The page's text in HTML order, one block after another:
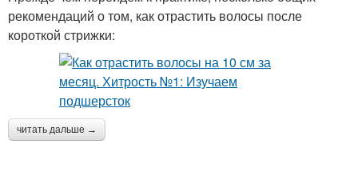
рекомендаций о том, как отрастить волосы после
короткой стрижки:
читать дальше →